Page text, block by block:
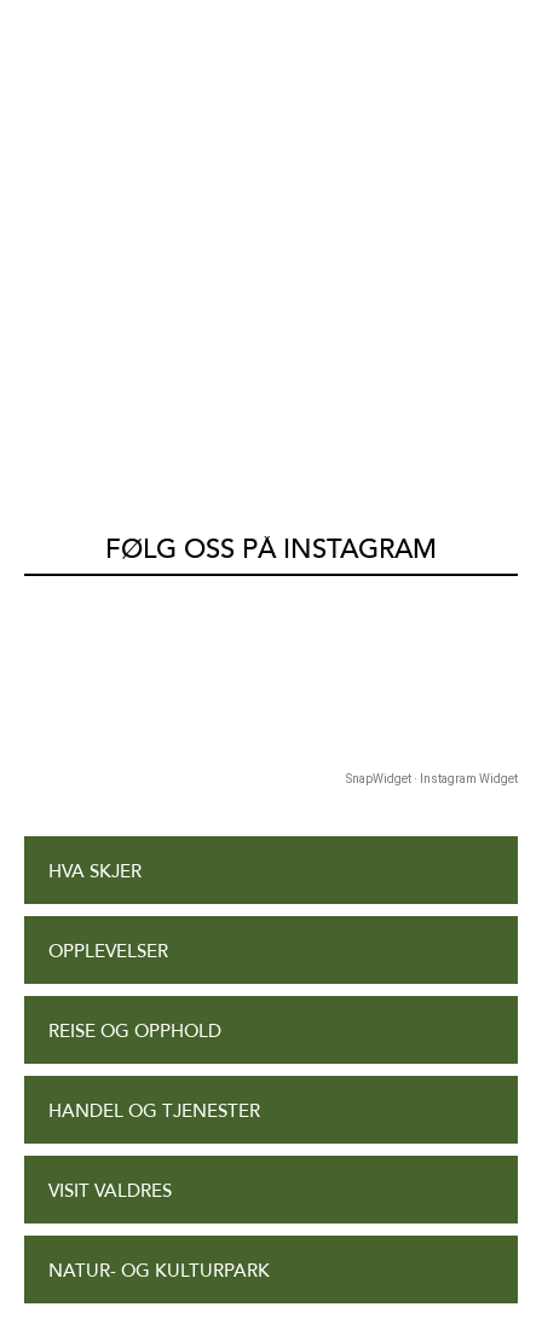
FØLG OSS PÅ INSTAGRAM
SnapWidget · Instagram Widget
HVA SKJER
OPPLEVELSER
REISE OG OPPHOLD
HANDEL OG TJENESTER
VISIT VALDRES
NATUR- OG KULTURPARK